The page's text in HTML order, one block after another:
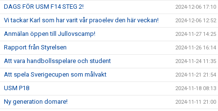
DAGS FÖR USM F14 STEG 2! 2024-12-06 17:10
Vi tackar Karl som har varit vår praoelev den här veckan! 2024-12-06 12:52
Anmälan öppen till Jullovscamp! 2024-11-27 14:25
Rapport från Styrelsen 2024-11-26 16:14
Att vara handbollsspelare och student 2024-11-24 11:35
Att spela Sverigecupen som målvakt 2024-11-21 21:54
USM P18 2024-11-18 08:13
Ny generation domare! 2024-11-11 21:00